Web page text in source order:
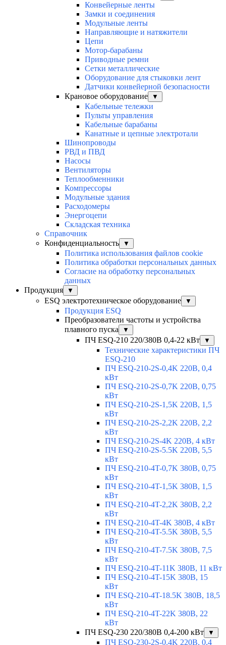
Конвейерные ленты
Замки и соединения
Модульные ленты
Направляющие и натяжители
Цепи
Мотор-барабаны
Приводные ремни
Сетки металлические
Оборудование для стыковки лент
Датчики конвейерной безопасности
Крановое оборудование
▼
Кабельные тележки
Пульты управления
Кабельные барабаны
Канатные и цепные электротали
Шинопроводы
РВД и ПВД
Насосы
Вентиляторы
Теплообменники
Компрессоры
Модульные здания
Расходомеры
Энергоцепи
Складская техника
Справочник
Конфиденциальность
▼
Политика использования файлов cookie
Политика обработки персональных данных
Согласие на обработку персональных
данных
Продукция
▼
ESQ электротехническое оборудование ▼
Продукция ESQ
Преобразователи частоты и устройства
плавного пуска
▼
ПЧ ESQ-210 220/380В 0,4-22 кВт ▼
Технические характеристики ПЧ
ESQ-210
ПЧ ESQ-210-2S-0,4K 220В, 0,4
кВт
ПЧ ESQ-210-2S-0,7K 220В, 0,75
кВт
ПЧ ESQ-210-2S-1,5K 220В, 1,5
кВт
ПЧ ESQ-210-2S-2,2K 220В, 2,2
кВт
ПЧ ESQ-210-2S-4K 220В, 4 кВт
ПЧ ESQ-210-2S-5.5K 220В, 5,5
кВт
ПЧ ESQ-210-4T-0,7K 380В, 0,75
кВт
ПЧ ESQ-210-4T-1,5K 380В, 1,5
кВт
ПЧ ESQ-210-4T-2,2K 380В, 2,2
кВт
ПЧ ESQ-210-4T-4K 380В, 4 кВт
ПЧ ESQ-210-4T-5.5K 380В, 5,5
кВт
ПЧ ESQ-210-4T-7.5K 380В, 7,5
кВт
ПЧ ESQ-210-4T-11K 380В, 11 кВт
ПЧ ESQ-210-4T-15K 380В, 15
кВт
ПЧ ESQ-210-4T-18.5K 380В, 18,5
кВт
ПЧ ESQ-210-4T-22K 380В, 22
кВт
ПЧ ESQ-230 220/380В 0,4-200 кВт
▼
ПЧ ESQ-230-2S-0.4K 220В, 0,4